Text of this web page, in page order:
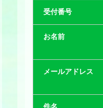
受付番号
お名前
メールアドレス